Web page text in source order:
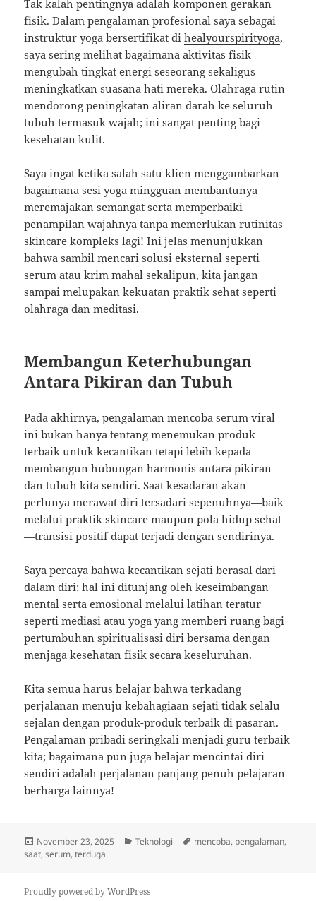
Tak kalah pentingnya adalah komponen gerakan
fisik. Dalam pengalaman profesional saya sebagai
instruktur yoga bersertifikat dihealyourspirityoga,
saya sering melihat bagaimana aktivitas fisik
mengubah tingkat energi seseorang sekaligus
meningkatkan suasana hati mereka. Olahraga rutin
mendorong peningkatan aliran darah ke seluruh
tubuh termasuk wajah; ini sangat penting bagi
kesehatan kulit.
Saya ingat ketika salah satu klien menggambarkan
bagaimana sesi yoga mingguan membantunya
meremajakan semangat serta memperbaiki
penampilan wajahnya tanpa memerlukan rutinitas
skincare kompleks lagi! Ini jelas menunjukkan
bahwa sambil mencari solusi eksternal seperti
serum atau krim mahal sekalipun, kita jangan
sampai melupakan kekuatan praktik sehat seperti
olahraga dan meditasi.
Membangun Keterhubungan
Antara Pikiran dan Tubuh
Pada akhirnya, pengalaman mencoba serum viral
ini bukan hanya tentang menemukan produk
terbaik untuk kecantikan tetapi lebih kepada
membangun hubungan harmonis antara pikiran
dan tubuh kita sendiri. Saat kesadaran akan
perlunya merawat diri tersadari sepenuhnya—baik
melalui praktik skincare maupun pola hidup sehat
—transisi positif dapat terjadi dengan sendirinya.
Saya percaya bahwa kecantikan sejati berasal dari
dalam diri; hal ini ditunjang oleh keseimbangan
mental serta emosional melalui latihan teratur
seperti mediasi atau yoga yang memberi ruang bagi
pertumbuhan spiritualisasi diri bersama dengan
menjaga kesehatan fisik secara keseluruhan.
Kita semua harus belajar bahwa terkadang
perjalanan menuju kebahagiaan sejati tidak selalu
sejalan dengan produk-produk terbaik di pasaran.
Pengalaman pribadi seringkali menjadi guru terbaik
kita; bagaimana pun juga belajar mencintai diri
sendiri adalah perjalanan panjang penuh pelajaran
berharga lainnya!
Posted
on
November 23, 2025 Categories
Teknologi Tags
mencoba, pengalaman,
saat,serum,terduga
Proudly powered by WordPress